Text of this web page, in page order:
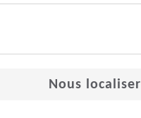
Nous localiser